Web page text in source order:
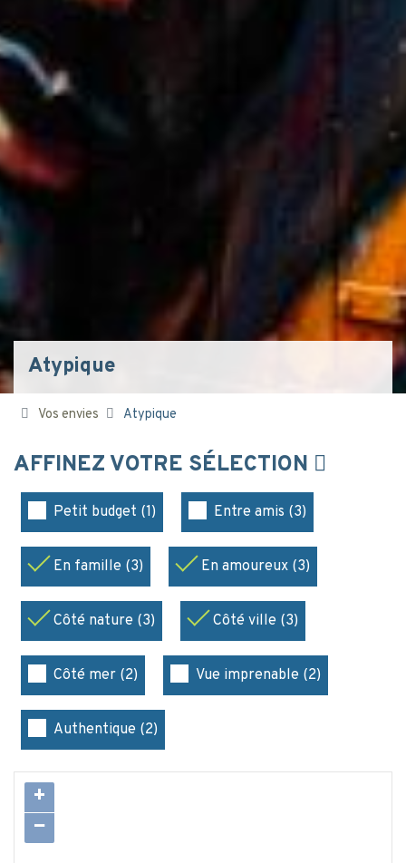
Atypique
Vos envies Atypique
AFFINEZ VOTRE SÉLECTION
Petit budget (1) Entre amis (3)
En famille (3) En amoureux (3)
Côté nature (3) Côté ville (3)
Côté mer (2) Vue imprenable (2)
Authentique (2)
+
−